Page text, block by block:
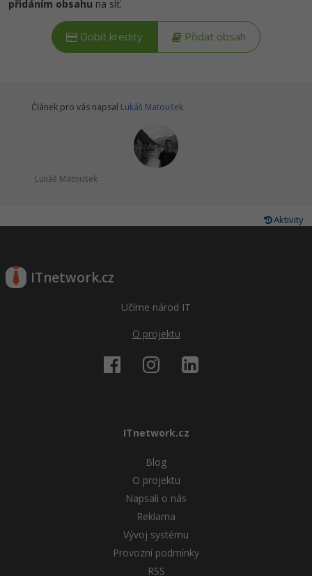
Linux
Sítě
Elektronický podpis
přidáním obsahu na síť.
Dobít kredity Přidat obsah
Článek pro vás napsal Lukáš Matoušek
Lukáš Matoušek
Aktivity
ITnetwork.cz
Učíme národ IT
O projektu
ITnetwork.cz
Blog
O projektu
Napsali o nás
Reklama
Vývoj systému
Provozní podmínky
RSS